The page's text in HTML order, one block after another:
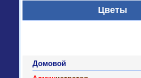
Цветы
Домовой